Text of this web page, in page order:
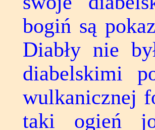
bogiń są
Diabły nie
diabelskimi
wulkanicznej
taki ogień